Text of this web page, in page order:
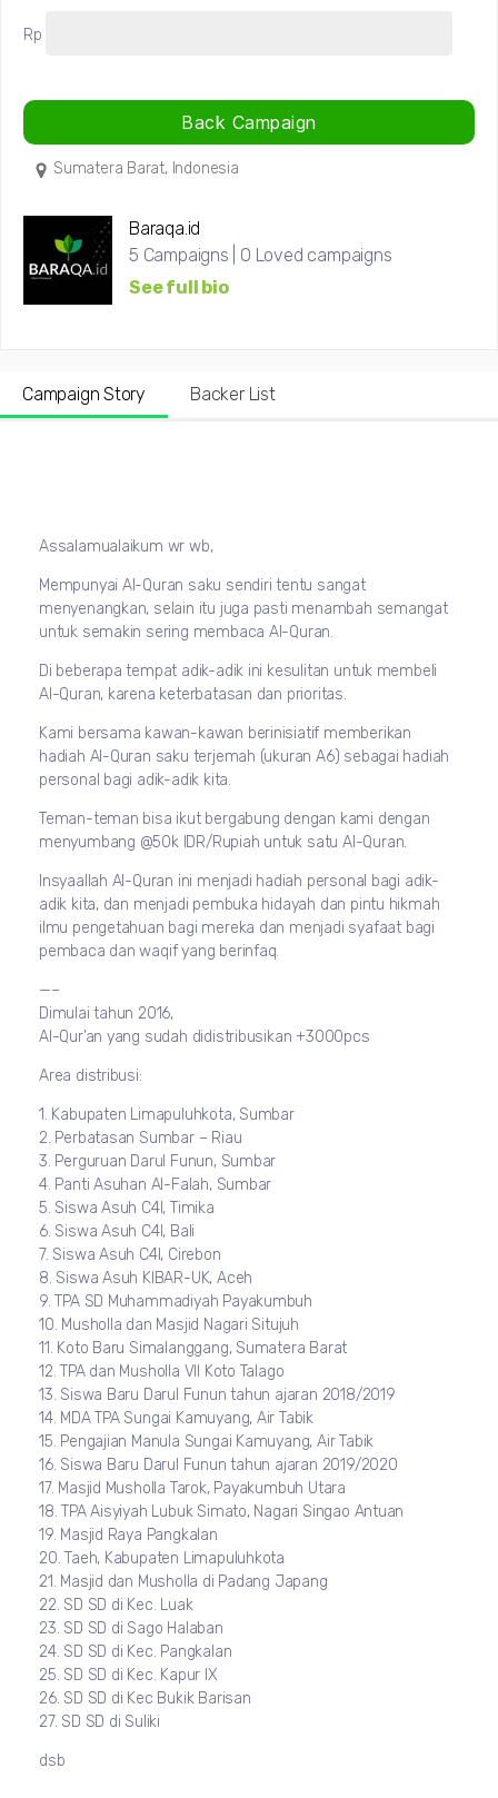
Rp
Back Campaign
Sumatera Barat, Indonesia
Baraqa.id
5 Campaigns | 0 Loved campaigns
See full bio
Campaign Story Backer List
Assalamualaikum wr wb,
Mempunyai Al-Quran saku sendiri tentu sangat
menyenangkan, selain itu juga pasti menambah semangat
untuk semakin sering membaca Al-Quran.
Di beberapa tempat adik-adik ini kesulitan untuk membeli
Al-Quran, karena keterbatasan dan prioritas.
Kami bersama kawan-kawan berinisiatif memberikan
hadiah Al-Quran saku terjemah (ukuran A6) sebagai hadiah
personal bagi adik-adik kita.
Teman-teman bisa ikut bergabung dengan kami dengan
menyumbang @50k IDR/Rupiah untuk satu Al-Quran.
Insyaallah Al-Quran ini menjadi hadiah personal bagi adik-
adik kita, dan menjadi pembuka hidayah dan pintu hikmah
ilmu pengetahuan bagi mereka dan menjadi syafaat bagi
pembaca dan waqif yang berinfaq.
—–
Dimulai tahun 2016,
Al-Qur’an yang sudah didistribusikan +3000pcs
Area distribusi:
1. Kabupaten Limapuluhkota, Sumbar
2. Perbatasan Sumbar – Riau
3. Perguruan Darul Funun, Sumbar
4. Panti Asuhan Al-Falah, Sumbar
5. Siswa Asuh C4I, Timika
6. Siswa Asuh C4I, Bali
7. Siswa Asuh C4I, Cirebon
8. Siswa Asuh KIBAR-UK, Aceh
9. TPA SD Muhammadiyah Payakumbuh
10. Musholla dan Masjid Nagari Situjuh
11. Koto Baru Simalanggang, Sumatera Barat
12. TPA dan Musholla VII Koto Talago
13. Siswa Baru Darul Funun tahun ajaran 2018/2019
14. MDA TPA Sungai Kamuyang, Air Tabik
15. Pengajian Manula Sungai Kamuyang, Air Tabik
16. Siswa Baru Darul Funun tahun ajaran 2019/2020
17. Masjid Musholla Tarok, Payakumbuh Utara
18. TPA Aisyiyah Lubuk Simato, Nagari Singao Antuan
19. Masjid Raya Pangkalan
20. Taeh, Kabupaten Limapuluhkota
21. Masjid dan Musholla di Padang Japang
22. SD SD di Kec. Luak
23. SD SD di Sago Halaban
24. SD SD di Kec. Pangkalan
25. SD SD di Kec. Kapur IX
26. SD SD di Kec Bukik Barisan
27. SD SD di Suliki
dsb